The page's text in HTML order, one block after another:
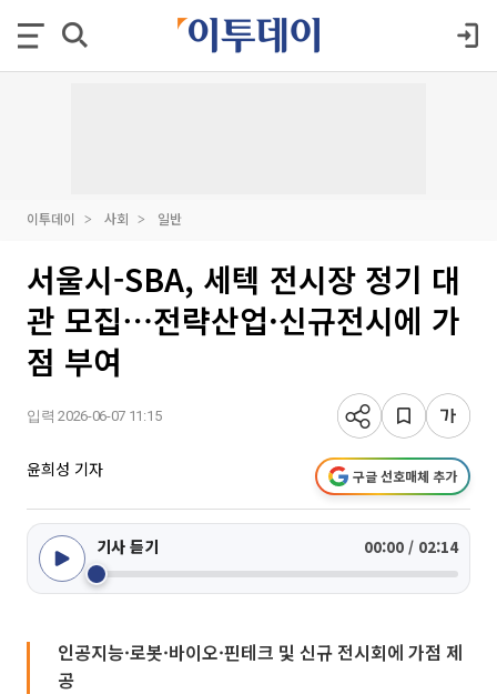
이투데이 사회 일반
서울시-SBA, 세텍 전시장 정기 대
관 모집⋯전략산업·신규전시에 가
점 부여
입력 2026-06-07 11:15
윤희성 기자 구글 선호매체 추가
기사 듣기 00:00 / 02:14
인공지능·로봇·바이오·핀테크 및 신규 전시회에 가점 제
공